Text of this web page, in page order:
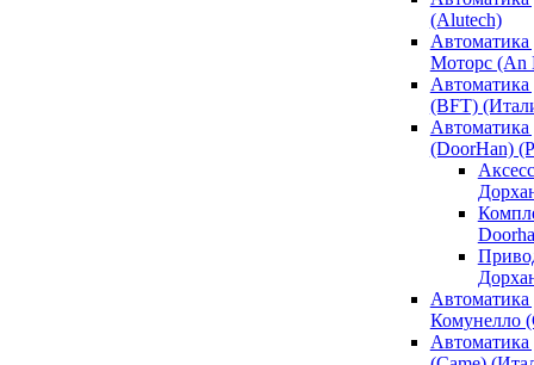
(Alutech)
Моторс (An
(BFT)
Автоматика
(DoorHan)
Автоматика
Комунелло